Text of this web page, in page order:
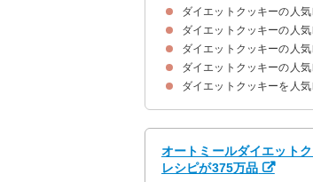
①簡単でヘルシーなおから
②生おからと黒糖きなこの
③痩せると話題の竹炭を使っ
④おからと低カロリー甘味
⑤ヘルシーで美味しいココナ
⑥ヘルシー生おからクッキー
⑦おからパウダーを使った人
ダイエットクッキーの人気
①低カロリーで低糖質な豆
②高野豆腐で太らない簡単
③豆腐と黒ごまのヘルシー
④混ぜて焼くだけの簡単豆腐
⑤豆腐を使った低カロリー
⑥簡単で美味しいビスコッ
ダイエットクッキーの人気
①オートミールを使った全
②シナモン風味のオートミ
③体にいいあんこときな粉の
④食べて痩せるバナナオー
⑤オートミールとナッツの
⑥小麦粉不使用で太らないオ
⑦りんごとオートミールの
ダイエットクッキーの人気
①米粉を使ったアイスボッ
②グルテンフリーの米粉ク
③太らない米粉クッキー
④混ぜて焼くだけの簡単米
⑤米粉を使った紅茶入りの
⑥米粉を使った焼き芋クッ
⑦人気の米粉クッキーきな
ダイエットクッキーの人気
①体にいい雑穀ご飯を使っ
②低カロリーのプロテイン
③ヘルシーで美味しいチア
④酒粕と米粉の八つ橋風ク
⑤酒粕と白味噌入りのヘル
⑥甘納豆入りで美味しい豆
ダイエットクッキーを人
オートミールダイエット
レシピが375万品